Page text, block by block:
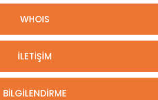
WHOIS
İLETİŞİM
BİLGİLENDİRME